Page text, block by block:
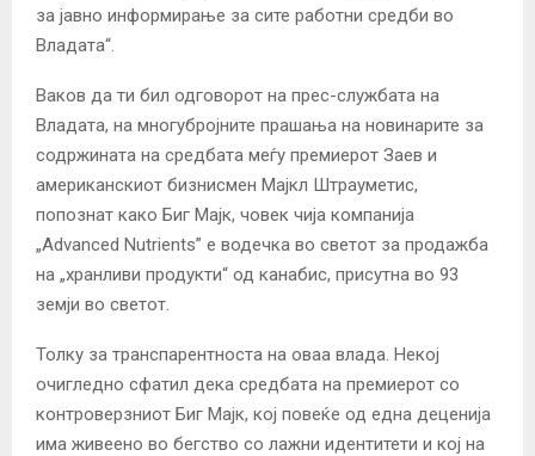
за јавно информирање за сите работни средби во
Владата“.
Ваков да ти бил одговорот на прес-службата на
Владата, на многубројните прашања на новинарите за
содржината на средбата меѓу премиерот Заев и
американскиот бизнисмен Мајкл Штрауметис,
попознат како Биг Мајк, човек чија компанија
„Advanced Nutrients” е водечка во светот за продажба
на „хранливи продукти“ од канабис, присутна во 93
земји во светот.
Толку за транспарентноста на оваа влада. Некој
очигледно сфатил дека средбата на премиерот со
контроверзниот Биг Мајк, кој повеќе од една деценија
има живеено во бегство со лажни идентитети и кој на